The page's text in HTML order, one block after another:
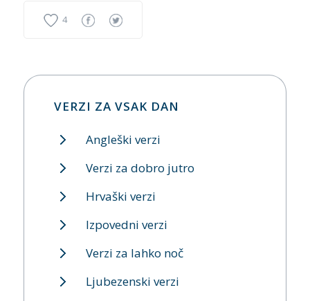
4
VERZI ZA VSAK DAN
Angleški verzi
Verzi za dobro jutro
Hrvaški verzi
Izpovedni verzi
Verzi za lahko noč
Ljubezenski verzi